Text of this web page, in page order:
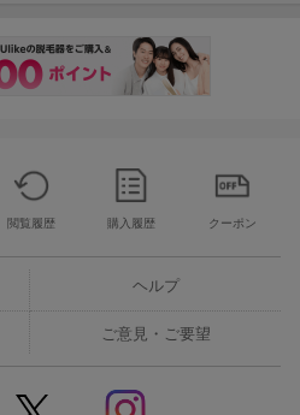
閲覧履歴 購入履歴 クーポン
ヘルプ
ご意見・ご要望